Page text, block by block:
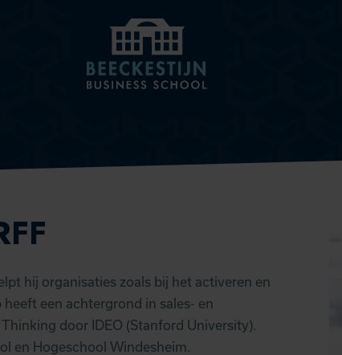
hij organisaties zoals bij het activeren en
een achtergrond in sales- en
door IDEO (Stanford University).
en Hogeschool Windesheim.